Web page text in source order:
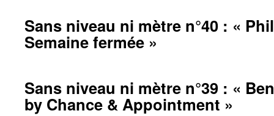
Sans niveau ni mètre n°40 : «
Semaine fermée »
Sans niveau ni mètre n°39 : «
by Chance & Appointment »